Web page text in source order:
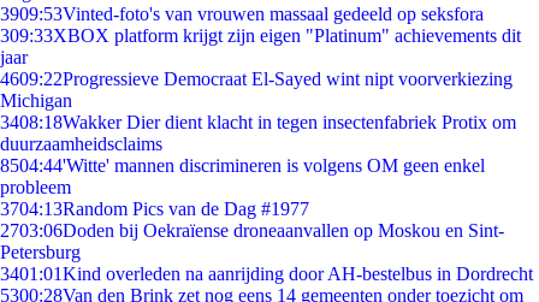
3909:53Vinted-foto's van vrouwen massaal gedeeld op seksfora
309:33XBOX platform krijgt zijn eigen "Platinum" achievements dit
jaar
4609:22Progressieve Democraat El-Sayed wint nipt voorverkiezing
Michigan
3408:18Wakker Dier dient klacht in tegen insectenfabriek Protix om
duurzaamheidsclaims
8504:44'Witte' mannen discrimineren is volgens OM geen enkel
probleem
3704:13Random Pics van de Dag #1977
2703:06Doden bij Oekraïense droneaanvallen op Moskou en Sint-
Petersburg
3401:01Kind overleden na aanrijding door AH-bestelbus in Dordrecht
5300:28Van den Brink zet nog eens 14 gemeenten onder toezicht om